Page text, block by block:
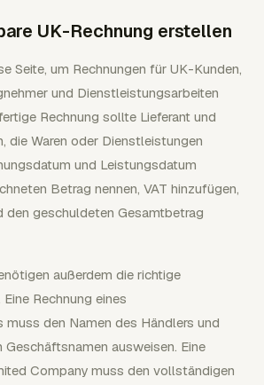
UK-Rechnung erstellen
Seite, um Rechnungen für UK-Kunden,
und Dienstleistungsarbeiten
Rechnung sollte Lieferant und
die Waren oder Dienstleistungen
und Leistungsdatum
Betrag nennen, VAT hinzufügen,
den geschuldeten Gesamtbetrag
außerdem die richtige
Rechnung eines
muss den Namen des Händlers und
ausweisen. Eine
Company muss den vollständigen